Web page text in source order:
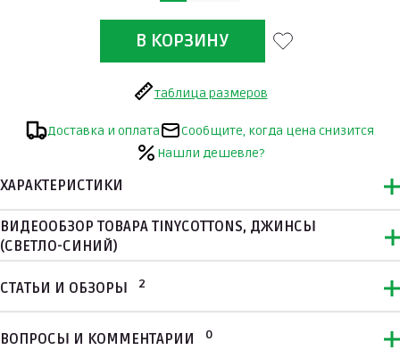
таблица размеров
Доставка и оплата
Сообщите, когда цена снизится
Нашли дешевле?
ХАРАКТЕРИСТИКИ
ВИДЕООБЗОР ТОВАРА TINYCOTTONS, ДЖИНСЫ
(СВЕТЛО-СИНИЙ)
СТАТЬИ И ОБЗОРЫ 2
ВОПРОСЫ И КОММЕНТАРИИ 0